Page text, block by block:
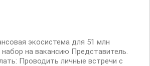
экосистема для 51 млн
на вакансию Представитель.
Проводить личные встречи с